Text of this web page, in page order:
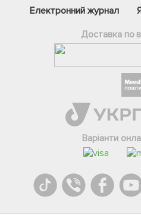
Електронний журнал
Доставка по
Варіанти